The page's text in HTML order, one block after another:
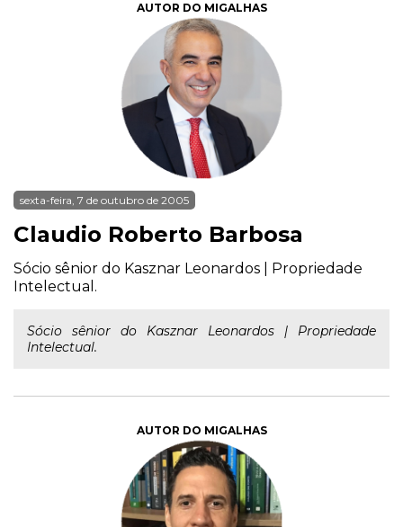
AUTOR DO MIGALHAS
sexta-feira, 7 de outubro de 2005
Claudio Roberto Barbosa
Sócio sênior do Kasznar Leonardos | Propriedade
Intelectual.
Sócio sênior do Kasznar Leonardos | Propriedade
Intelectual.
AUTOR DO MIGALHAS